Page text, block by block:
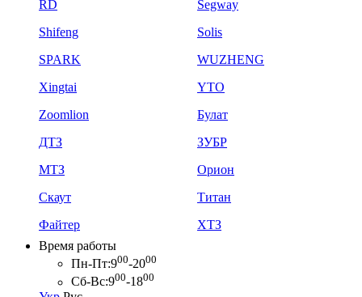
RD
Segway
Shifeng
Solis
SPARK
WUZHENG
Xingtai
YTO
Zoomlion
Булат
ДТЗ
ЗУБР
МТЗ
Орион
Скаут
Титан
Файтер
ХТЗ
Время работы
Пн-Пт:900-2000
Сб-Вс:900-1800